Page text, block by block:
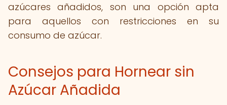
azúcares añadidos, son una opción apta
para aquellos con restricciones en su
consumo de azúcar.
Consejos para Hornear sin
Azúcar Añadida